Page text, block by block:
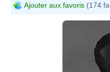
Ajouter aux favoris (174